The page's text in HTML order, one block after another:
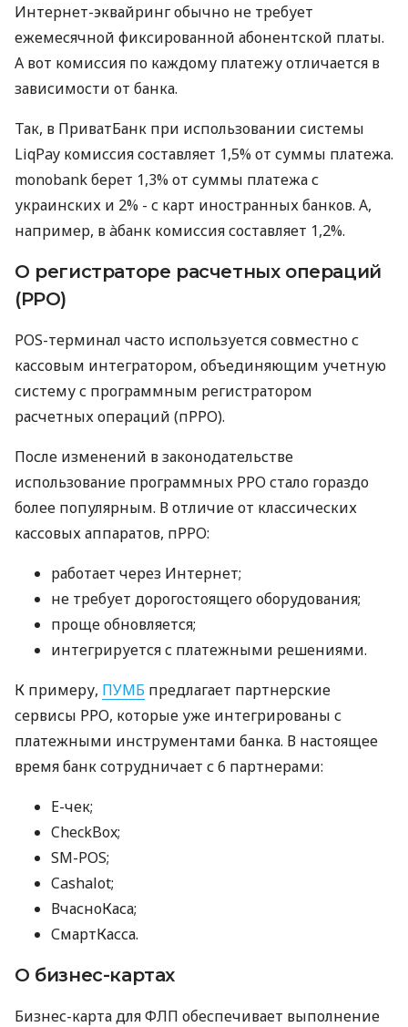
Интернет-эквайринг обычно не требует
ежемесячной фиксированной абонентской платы.
А вот комиссия по каждому платежу отличается в
зависимости от банка.
Так, в ПриватБанк при использовании системы
LiqPay комиссия составляет 1,5% от суммы платежа.
monobank берет 1,3% от суммы платежа с
украинских и 2% - с карт иностранных банков. А,
например, в àбанк комиссия составляет 1,2%.
О регистраторе расчетных операций
(РРО)
POS-терминал часто используется совместно с
кассовым интегратором, объединяющим учетную
систему с программным регистратором
расчетных операций (пРРО).
После изменений в законодательстве
использование программных РРО стало гораздо
более популярным. В отличие от классических
кассовых аппаратов, пРРО:
работает через Интернет;
не требует дорогостоящего оборудования;
проще обновляется;
интегрируется с платежными решениями.
К примеру, ПУМБ предлагает партнерские
сервисы РРО, которые уже интегрированы с
платежными инструментами банка. В настоящее
время банк сотрудничает с 6 партнерами:
E-чек;
CheckBox;
SM-POS;
Cashalot;
ВчасноКаса;
СмартКасса.
О бизнес-картах
Бизнес-карта для ФЛП обеспечивает выполнение